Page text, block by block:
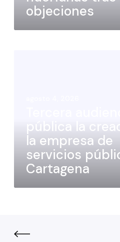
objeciones
pública la
la empresa de
servicios
Cartagena